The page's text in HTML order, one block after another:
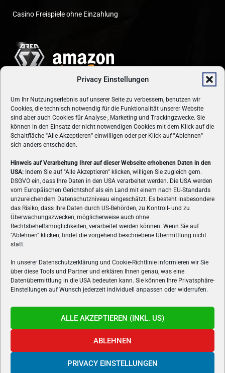
Privacy Einstellungen
Um Ihr Nutzungserlebnis auf unserer Seite zu verbessern, benutzen wir
Cookies, die technisch notwendig für die Funktionalität unserer Website
sind aber auch Cookies für Analyse-, Marketing und Trackingzwecke. Sie
können in den Einsatz der nicht notwendigen Cookies mit dem Klick auf die
Schaltfläche "Alle Akzeptieren" einwilligen oder per Klick auf"Ablehnen"
sich anders entscheiden.
Hinweis auf Verarbeitung Ihrer auf dieser Webseite erhobenen Daten in den
USA: Indem Sie auf "Alle Akzeptieren" klicken, willigen Sie zugleich gem.
DSGVO ein, dass Ihre Daten in den USA verarbeitet werden. Die USA werden
vom Europäischen Gerichtshof als ein Land mit einem nach EU-Standards
unzureichendem Datenschutzniveau eingeschätzt. Es besteht insbesondere
das Risiko, dass Ihre Daten durch US-Behörden, zu Kontroll- und zu
Überwachungszwecken, möglicherweise auch ohne
Rechtsbehelfsmöglichkeiten, verarbeitet werden können. Wenn Sie auf
"Ablehnen" klicken, findet die vorgehend beschriebene Übermittlung nicht
statt.
In unserer Datenschutzerklärung und Cookie-Richtlinie informieren wir Sie
über diese Tools und Partner und erklären Ihnen genau, was eine
Datenübermittlung in die USA bedeuten kann. Sie können Ihre Privatsphäre-
Einstellungen auf Wunsch jederzeit individuell anpassen oder widerrufen.
ALLE AKZEPTIEREN (INKL. US)
ABLEHNEN
PRIVACY EINSTELLUNGEN
Casino Freispiele ohne Einzahlung
ÜBER UNS
VON GAMERN, FÜR GAMER! Gamers.at ist das älteste Online-
Spielemagazin Österreichs und bringt täglich aktuelle News,
Reviews und Videos zu PC- und Konsolenspielen, Gaming-
Hardware und aus der Welt des e-Sport's.
FOLGE UNS